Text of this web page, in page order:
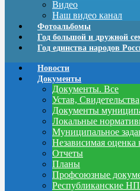
Видео
Наш видео канал
Фотоальбомы
Год большой и дружной
Год единства народов
Новости
Документы
Документы. Все
Устав, Свидетельства
Документы
Локальные
Муниципальное
Независимая оценка
Отчеты
Планы
Профсоюзные
Республиканские